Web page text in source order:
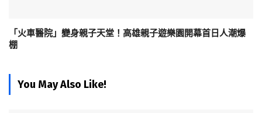
「火車醫院」變身親子天堂！高雄親子遊樂園開幕首日人潮爆
棚
You May Also Like!